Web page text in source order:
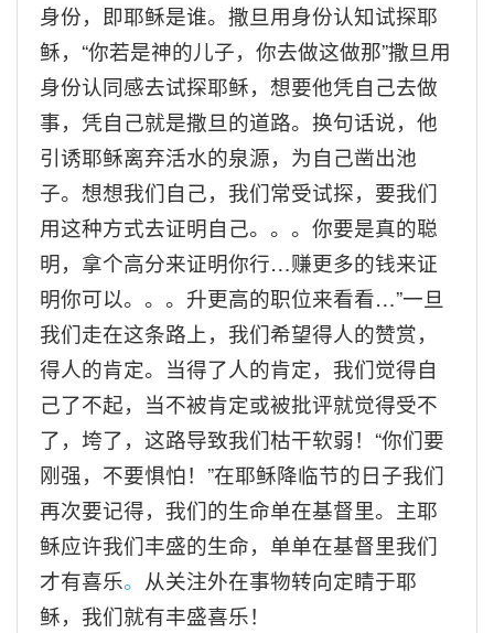
身份，即耶稣是谁。撒旦用身份认知试探耶
稣，“你若是神的儿子，你去做这做那”撒旦用
身份认同感去试探耶稣，想要他凭自己去做
事，凭自己就是撒旦的道路。换句话说，他
引诱耶稣离弃活水的泉源，为自己凿出池
子。想想我们自己，我们常受试探，要我们
用这种方式去证明自己。。。你要是真的聪
明，拿个高分来证明你行…赚更多的钱来证
明你可以。。。升更高的职位来看看…”一旦
我们走在这条路上，我们希望得人的赞赏，
得人的肯定。当得了人的肯定，我们觉得自
己了不起，当不被肯定或被批评就觉得受不
了，垮了，这路导致我们枯干软弱！“你们要
刚强，不要惧怕！”在耶稣降临节的日子我们
再次要记得，我们的生命单在基督里。主耶
稣应许我们丰盛的生命，单单在基督里我们
才有喜乐。 从关注外在事物转向定睛于耶
稣，我们就有丰盛喜乐！